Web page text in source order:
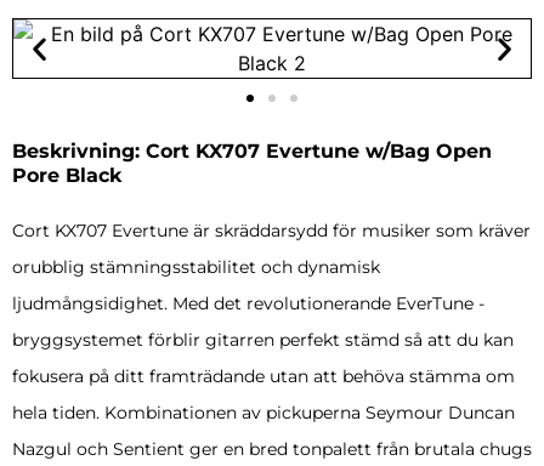
Beskrivning: Cort KX707 Evertune w/Bag Open
Pore Black
Cort KX707 Evertune är skräddarsydd för musiker som kräver
orubblig stämningsstabilitet och dynamisk
ljudmångsidighet. Med det revolutionerande EverTune -
bryggsystemet förblir gitarren perfekt stämd så att du kan
fokusera på ditt framträdande utan att behöva stämma om
hela tiden. Kombinationen av pickuperna Seymour Duncan
Nazgul och Sentient ger en bred tonpalett från brutala chugs